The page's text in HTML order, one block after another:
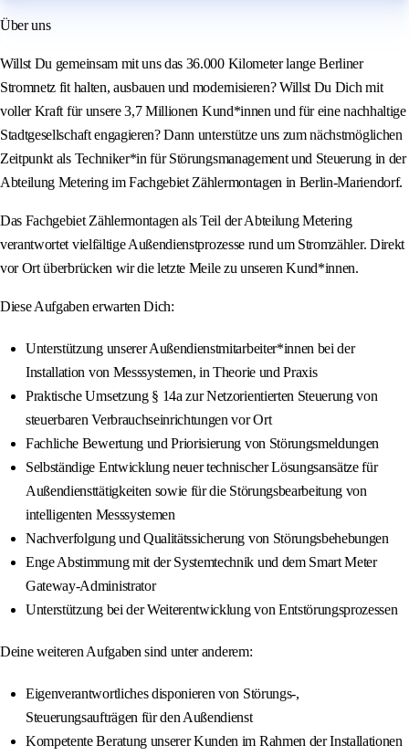
Über uns
Willst Du gemeinsam mit uns das 36.000 Kilometer lange Berliner
Stromnetz fit halten, ausbauen und modernisieren? Willst Du Dich mit
voller Kraft für unsere 3,7 Millionen Kund*innen und für eine nachhaltige
Stadtgesellschaft engagieren? Dann unterstütze uns zum nächstmöglichen
Zeitpunkt als Techniker*in für Störungsmanagement und Steuerung in der
Abteilung Metering im Fachgebiet Zählermontagen in Berlin-Mariendorf.
Das Fachgebiet Zählermontagen als Teil der Abteilung Metering
verantwortet vielfältige Außendienstprozesse rund um Stromzähler. Direkt
vor Ort überbrücken wir die letzte Meile zu unseren Kund*innen.
Diese Aufgaben erwarten Dich:
Unterstützung unserer Außendienstmitarbeiter*innen bei der
Installation von Messsystemen, in Theorie und Praxis
Praktische Umsetzung § 14a zur Netzorientierten Steuerung von
steuerbaren Verbrauchseinrichtungen vor Ort
Fachliche Bewertung und Priorisierung von Störungsmeldungen
Selbständige Entwicklung neuer technischer Lösungsansätze für
Außendiensttätigkeiten sowie für die Störungsbearbeitung von
intelligenten Messsystemen
Nachverfolgung und Qualitätssicherung von Störungsbehebungen
Enge Abstimmung mit der Systemtechnik und dem Smart Meter
Gateway-Administrator
Unterstützung bei der Weiterentwicklung von Entstörungsprozessen
Deine weiteren Aufgaben sind unter anderem:
Eigenverantwortliches disponieren von Störungs-,
Steuerungsaufträgen für den Außendienst
Kompetente Beratung unserer Kunden im Rahmen der Installationen